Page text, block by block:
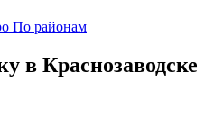
По районам
в Краснозаводске